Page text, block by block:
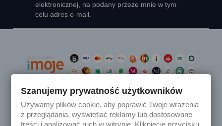
elektronicznej, na podany przeze mnie w tym
celu adres e-mail.
Produkty 
Szanujemy prywatność użytkowników
Używamy plików cookie, aby poprawić Twoje wrażenia
z przeglądania, wyświetlać reklamy lub dostosowane
treści i analizować ruch w witrynie. Kliknięcie przycisku